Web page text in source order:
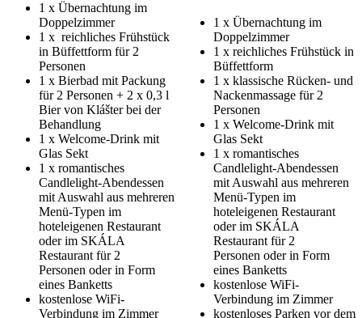
1 x Übernachtung im
Doppelzimmer
1 x reichliches Frühstück
in Büffettform für 2
Personen
1 x Bierbad mit Packung
für 2 Personen + 2 x 0,3 l
Bier von Klášter bei der
Behandlung
1 x Welcome-Drink mit
Glas Sekt
1 x romantisches
Candlelight-Abendessen
mit Auswahl aus mehreren
Menü-Typen im
hoteleigenen Restaurant
oder im SKÁLA
Restaurant für 2
Personen oder in Form
eines Banketts
kostenlose WiFi-
Verbindung im Zimmer
1 x Übernachtung im
Doppelzimmer
1 x reichliches Frühstück in
Büffettform
1 x klassische Rücken- und
Nackenmassage für 2
Personen
1 x Welcome-Drink mit
Glas Sekt
1 x romantisches
Candlelight-Abendessen
mit Auswahl aus mehreren
Menü-Typen im
hoteleigenen Restaurant
oder im SKÁLA
Restaurant für 2
Personen oder in Form
eines Banketts
kostenlose WiFi-
Verbindung im Zimmer
kostenloses Parken vor dem